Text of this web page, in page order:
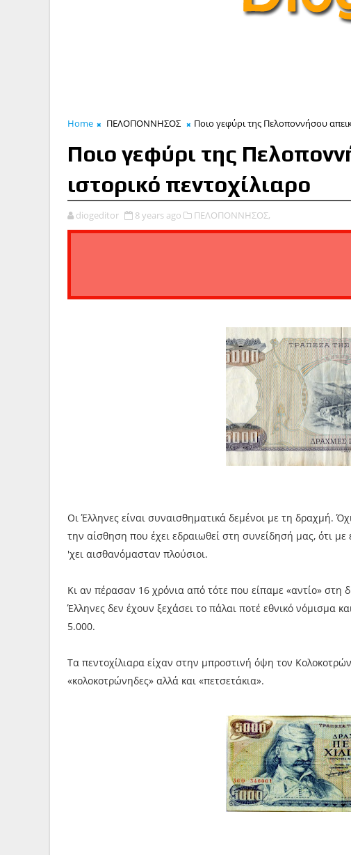
Home ΠΕΛΟΠΟΝΝΗΣΟΣ Ποιο γεφύρι της Πελοποννήσου
Ποιο γεφύρι της
ιστορικό πεντοχίλιαρο
diogeditor 8 years ago ΠΕΛΟΠΟΝΝΗΣΟΣ,
Οι Έλληνες είναι συναισθηματικά δεμένοι με τη δραχμή.
την αίσθηση που έχει εδραιωθεί στη συνείδησή μας, ότι
'χει αισθανόμασταν πλούσιοι.
Κι αν πέρασαν 16 χρόνια από τότε που είπαμε «αντίο» στη
Έλληνες δεν έχουν ξεχάσει το πάλαι ποτέ εθνικό νόμισμα
5.000.
Τα πεντοχίλιαρα είχαν στην μπροστινή όψη τον
«κολοκοτρώνηδες» αλλά και «πετσετάκια».